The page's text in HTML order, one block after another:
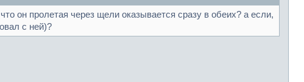
он пролетая через щели оказывается сразу в обеих? а если,
с ней)?